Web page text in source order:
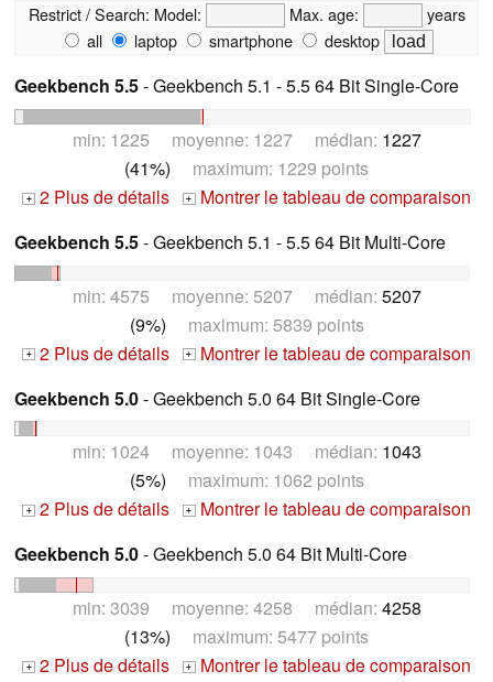
Restrict / Search: Model: Max. age:
years
all
laptop smartphone desktop
Geekbench 5.5- Geekbench 5.1 - 5.5 64 Bit Single-Core
min: 1225 moyenne: 1227 médian: 1227
(41%) maximum: 1229 points
+ 2 Plus de détails + Montrer le tableau de comparaison
Geekbench 5.5- Geekbench 5.1 - 5.5 64 Bit Multi-Core
min: 4575 moyenne: 5207 médian: 5207
(9%) maximum: 5839 points
+ 2 Plus de détails + Montrer le tableau de comparaison
Geekbench 5.0- Geekbench 5.0 64 Bit Single-Core
min: 1024 moyenne: 1043 médian: 1043
(5%) maximum: 1062 points
+ 2 Plus de détails + Montrer le tableau de comparaison
Geekbench 5.0- Geekbench 5.0 64 Bit Multi-Core
min: 3039 moyenne: 4258 médian: 4258
(13%) maximum: 5477 points
+ 2 Plus de détails + Montrer le tableau de comparaison